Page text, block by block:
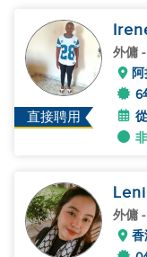
直接聘用
外傭
6
外傭
香